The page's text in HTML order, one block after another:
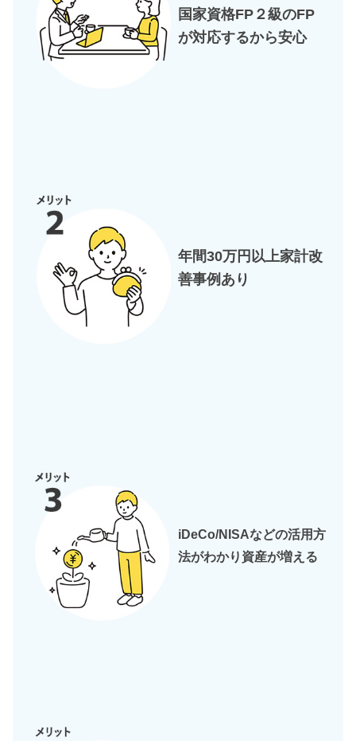
国家資格FP２級のFP
が対応するから安心
年間30万円以上家計改
善事例あり
iDeCo/NISAなどの活用方
法がわかり資産が増える